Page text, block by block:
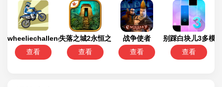
wheeliechallenge改鬼火
查看
失落之城2永恒之谜
查看
战争使者
查看
别踩白块儿3多模
查看